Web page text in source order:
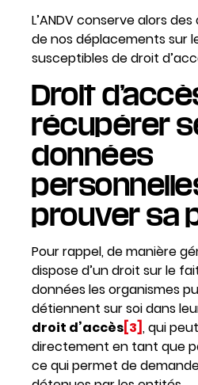
L’ANDV conserve alors
de nos déplacements sur
susceptibles de droit
Droit
récupérer
données
prouver sa
Pour rappel, de manière
dispose d’un droit sur le
données les organismes
détiennent sur soi dans
droit d’accès[3], qui
directement en tant que
ce qui permet de